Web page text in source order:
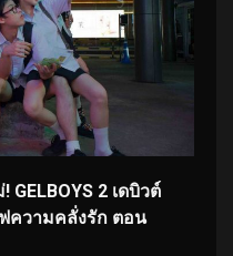
GELBOYS 2 เดบิวต์
ความคลั่งรัก ตอน